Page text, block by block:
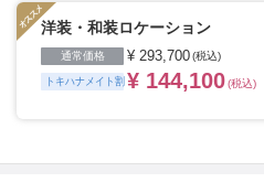
できない場合がございます
洋装・和装ロケーション
通常価格 ¥ 293,700(税込)
トキハナメイト割 ¥ 144,100(税込)